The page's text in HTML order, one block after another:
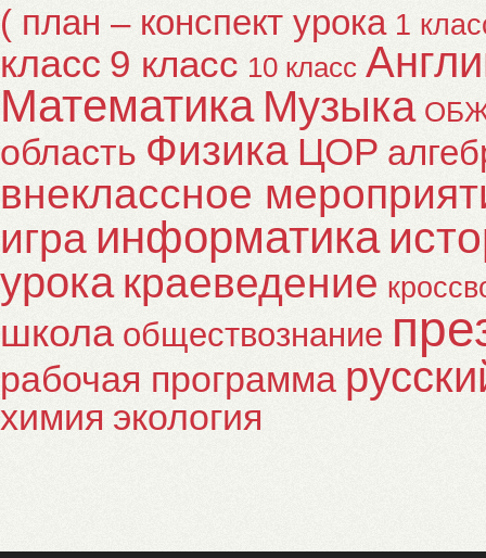
( план – конспект урока 1
класс 9 класс 10 класс
Математика Музыка
область Физика ЦОР
внеклассное
игра информатика
урока краеведение
школа обществознание
рабочая программа
химия экология